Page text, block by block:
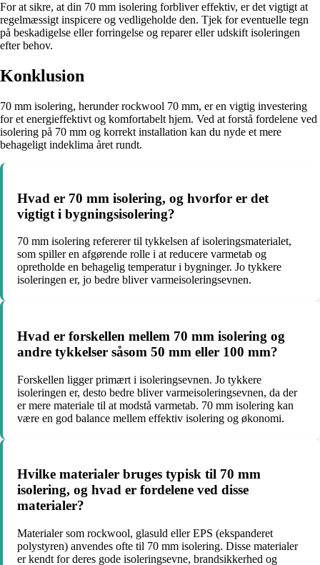
For at sikre, at din 70 mm isolering forbliver effektiv, er det vigtigt at
regelmæssigt inspicere og vedligeholde den. Tjek for eventuelle tegn
på beskadigelse eller forringelse og reparer eller udskift isoleringen
efter behov.
Konklusion
70 mm isolering, herunder rockwool 70 mm, er en vigtig investering
for et energieffektivt og komfortabelt hjem. Ved at forstå fordelene ved
isolering på 70 mm og korrekt installation kan du nyde et mere
behageligt indeklima året rundt.
Hvad er 70 mm isolering, og hvorfor er det
vigtigt i bygningsisolering?
70 mm isolering refererer til tykkelsen af isoleringsmaterialet,
som spiller en afgørende rolle i at reducere varmetab og
opretholde en behagelig temperatur i bygninger. Jo tykkere
isoleringen er, jo bedre bliver varmeisoleringsevnen.
Hvad er forskellen mellem 70 mm isolering og
andre tykkelser såsom 50 mm eller 100 mm?
Forskellen ligger primært i isoleringsevnen. Jo tykkere
isoleringen er, desto bedre bliver varmeisoleringsevnen, da der
er mere materiale til at modstå varmetab. 70 mm isolering kan
være en god balance mellem effektiv isolering og økonomi.
Hvilke materialer bruges typisk til 70 mm
isolering, og hvad er fordelene ved disse
materialer?
Materialer som rockwool, glasuld eller EPS (ekspanderet
polystyren) anvendes ofte til 70 mm isolering. Disse materialer
er kendt for deres gode isoleringsevne, brandsikkerhed og